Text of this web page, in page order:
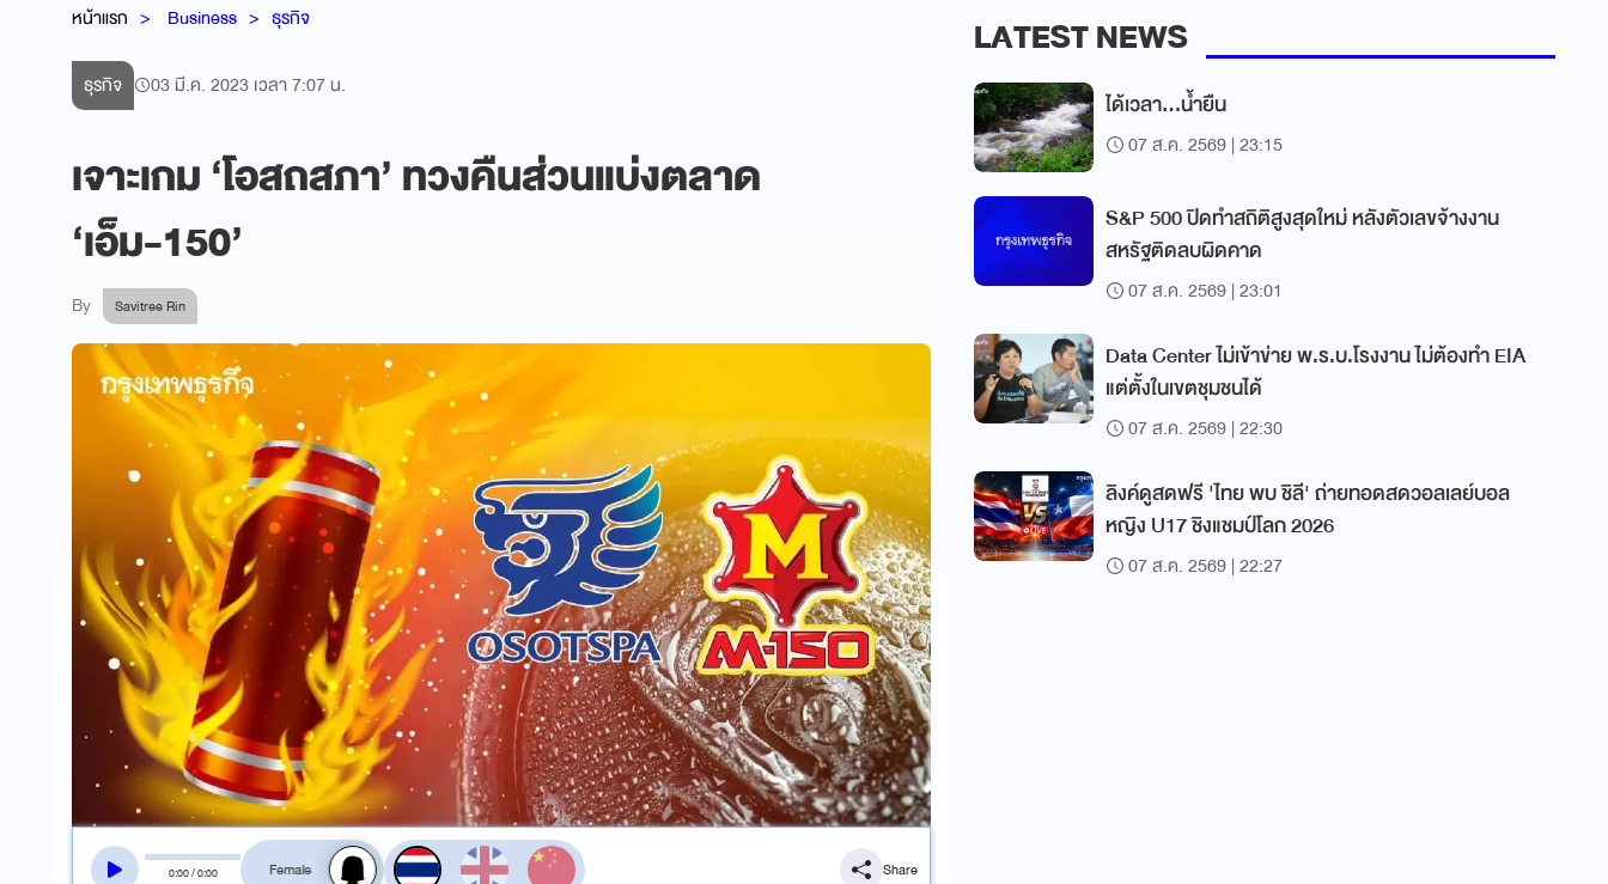
หน้าแรก Business ธุรกิจ
ธุรกิจ 03 มี.ค. 2023 เวลา 7:07 น.
เจาะเกม ‘โอสถสภา’ ทวงคืนส่วนแบ่งตลาด
‘เอ็ม-150’
By Savitree Rin
0:00/0:00
สลับเสียงอ่าน
Share
LATEST NEWS
ได้เวลา...น้ำยืน
07 ส.ค. 2569 | 23:15
S&P 500 ปิดทำสถิติสูงสุดใหม่ หลังตัวเลขจ้างงาน
สหรัฐติดลบผิดคาด
07 ส.ค. 2569 | 23:01
Data Center ไม่เข้าข่าย พ.ร.บ.โรงงาน ไม่ต้องทำ EIA
แต่ตั้งในเขตชุมชนได้
07 ส.ค. 2569 | 22:30
ลิงค์ดูสดฟรี 'ไทย พบ ชิลี' ถ่ายทอดสดวอลเลย์บอล
หญิง U17 ชิงแชมป์โลก 2026
07 ส.ค. 2569 | 22:27